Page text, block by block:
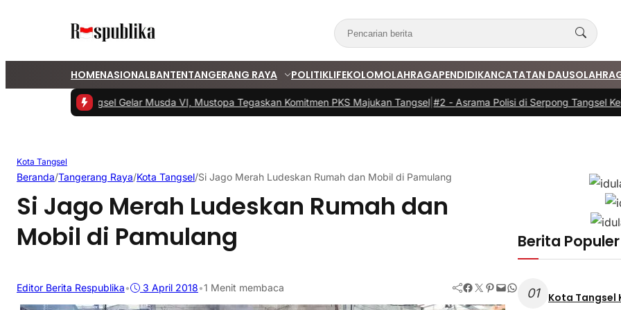
HOMENASIONALBANTENTANGERANG RAYA POLITIKLIFEKOLOMOLAHRAGAPENDIDIKANCATATAN DAUS
PKS Tangsel Gelar Musda VI, Mustopa Tegaskan Komitmen PKS Majukan Tangsel|#2 -Asrama Polisi di Serpong Tangsel
Kota Tangsel
Beranda/Tangerang Raya/Kota Tangsel/Si Jago Merah Ludeskan Rumah dan Mobil di Pamulang
Si Jago Merah Ludeskan Rumah dan
Mobil di Pamulang
Editor Berita Respublika• 3 April 2018•1 Menit membaca Facebook Twitter Pinterest Mail WhatsApp
Berita Populer
01 Kota Tangsel